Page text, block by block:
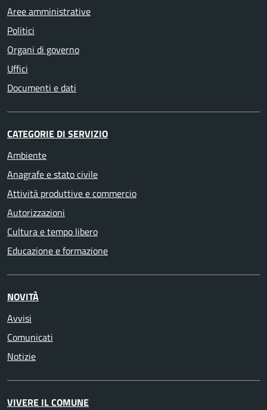
Aree amministrative
Politici
Organi di governo
Uffici
Documenti e dati
CATEGORIE DI SERVIZIO
Ambiente
Anagrafe e stato civile
Attività produttive e commercio
Autorizzazioni
Cultura e tempo libero
Educazione e formazione
NOVITÀ
Avvisi
Comunicati
Notizie
VIVERE IL COMUNE